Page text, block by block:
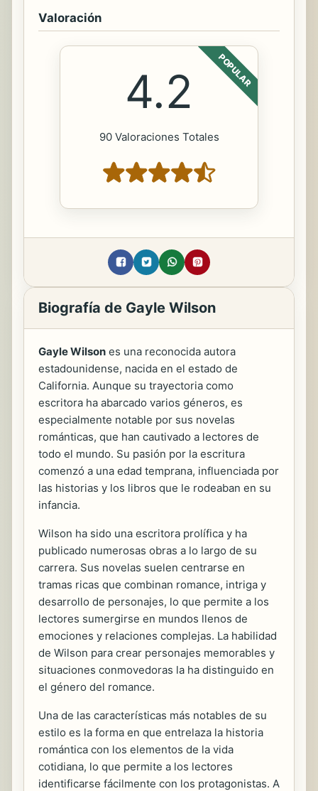
Valoración
POPULAR
4.2
90 Valoraciones Totales
Biografía de Gayle Wilson
Gayle Wilson es una reconocida autora
estadounidense, nacida en el estado de
California. Aunque su trayectoria como
escritora ha abarcado varios géneros, es
especialmente notable por sus novelas
románticas, que han cautivado a lectores de
todo el mundo. Su pasión por la escritura
comenzó a una edad temprana, influenciada por
las historias y los libros que le rodeaban en su
infancia.
Wilson ha sido una escritora prolífica y ha
publicado numerosas obras a lo largo de su
carrera. Sus novelas suelen centrarse en
tramas ricas que combinan romance, intriga y
desarrollo de personajes, lo que permite a los
lectores sumergirse en mundos llenos de
emociones y relaciones complejas. La habilidad
de Wilson para crear personajes memorables y
situaciones conmovedoras la ha distinguido en
el género del romance.
Una de las características más notables de su
estilo es la forma en que entrelaza la historia
romántica con los elementos de la vida
cotidiana, lo que permite a los lectores
identificarse fácilmente con los protagonistas. A